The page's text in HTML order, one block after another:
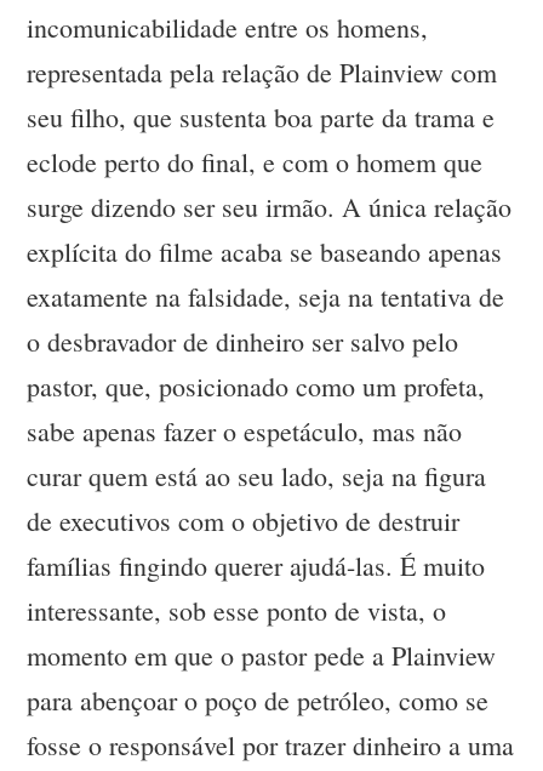
incomunicabilidade entre os homens,
representada pela relação de Plainview com
seu filho, que sustenta boa parte da trama e
eclode perto do final, e com o homem que
surge dizendo ser seu irmão. A única relação
explícita do filme acaba se baseando apenas
exatamente na falsidade, seja na tentativa de
o desbravador de dinheiro ser salvo pelo
pastor, que, posicionado como um profeta,
sabe apenas fazer o espetáculo, mas não
curar quem está ao seu lado, seja na figura
de executivos com o objetivo de destruir
famílias fingindo querer ajudá-las. É muito
interessante, sob esse ponto de vista, o
momento em que o pastor pede a Plainview
para abençoar o poço de petróleo, como se
fosse o responsável por trazer dinheiro a uma